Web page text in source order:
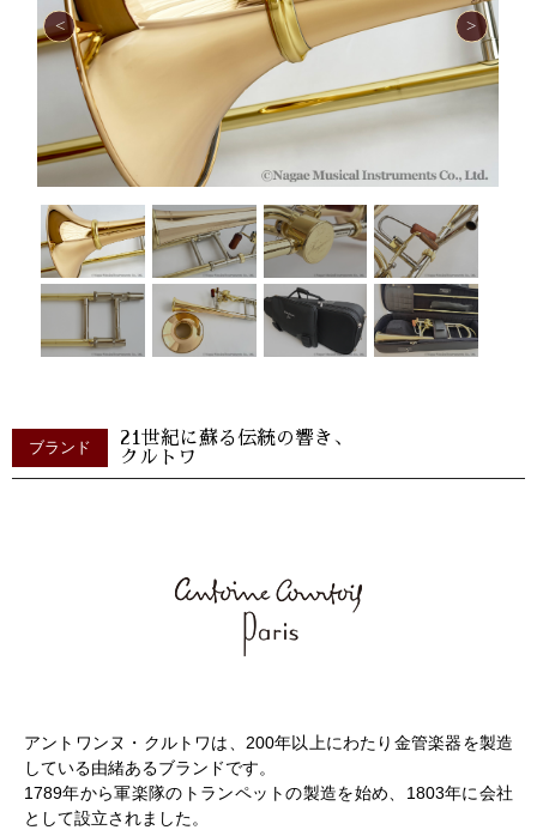
ブランド
21世紀に蘇る伝統の響き、
クルトワ
アントワンヌ・クルトワは、200年以上にわたり金管楽器を製造
している由緒あるブランドです。
1789年から軍楽隊のトランペットの製造を始め、1803年に会社
として設立されました。